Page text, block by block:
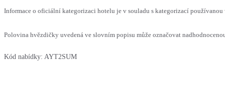
Informace o oficiální kategorizaci hotelu je v souladu s kategorizací
Polovina hvězdičky uvedená ve slovním popisu může označovat
Kód nabídky: AYT2SUM